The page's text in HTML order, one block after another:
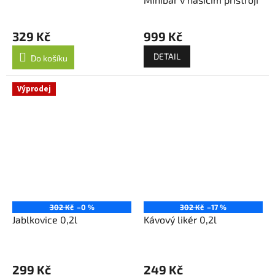
329 Kč
Do košíku
999 Kč
DETAIL
Výprodej
302 Kč –0 %
Jablkovice 0,2l
299 Kč
302 Kč –17 %
Kávový likér 0,2l
249 Kč